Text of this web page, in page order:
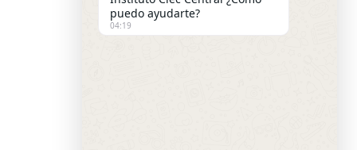
Lunes a Viernes 15:00 a 21:00 hs –
WhatsApp:+54 9 3416 91-9167
puedo ayudarte?
04:19